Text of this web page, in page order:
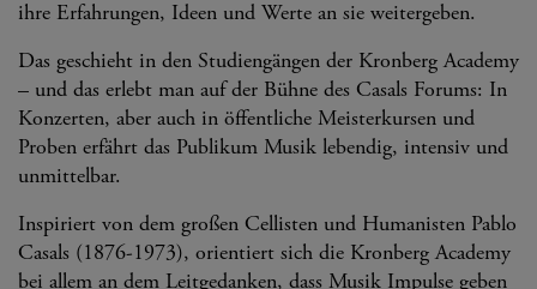
ihre Erfahrungen, Ideen und Werte an sie weitergeben.
Das geschieht in den Studiengängen der Kronberg Academy
– und das erlebt man auf der Bühne des Casals Forums: In
Konzerten, aber auch in öffentliche Meisterkursen und
Proben erfährt das Publikum Musik lebendig, intensiv und
unmittelbar.
Inspiriert von dem großen Cellisten und Humanisten Pablo
Casals (1876-1973), orientiert sich die Kronberg Academy
bei allem an dem Leitgedanken, dass Musik Impulse geben